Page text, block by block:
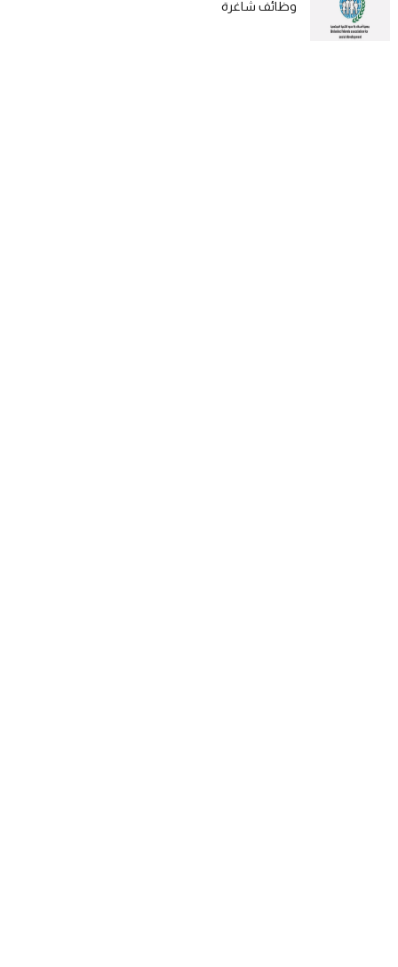
وظائف شاغرة